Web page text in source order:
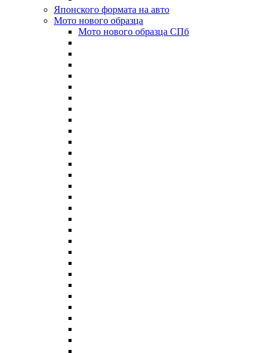
Японского формата на авто
Мото нового образца
Мото нового образца СПб